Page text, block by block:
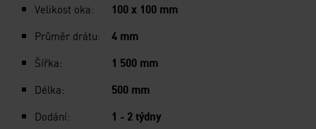
Velikost oka:
100 x 100 mm
Průměr drátu:
4 mm
Šířka:
1 500 mm
Délka:
500 mm
Dodání:
1 - 2 týdny